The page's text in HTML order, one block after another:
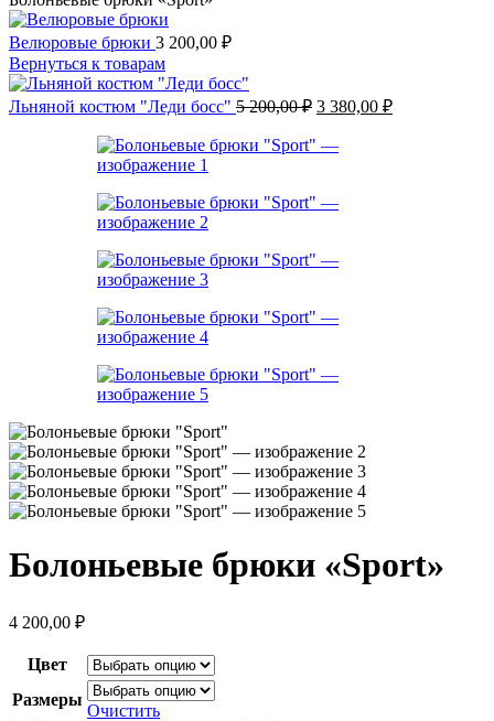
Велюровые брюки 3 200,00 ₽
Вернуться к товарам
Льняной костюм "Леди босс" 5 200,00₽ Первоначальная
3 380,00 ₽Текущая
Болоньевые брюки «Sport»
4 200,00 ₽
Цвет
Размеры
Очистить